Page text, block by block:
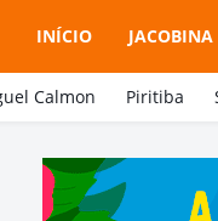
INÍCIO JACOBINA
Calmon Piritiba